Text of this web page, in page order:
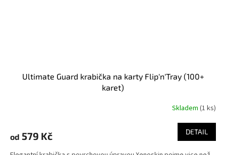
Ultimate Guard krabička na karty Flip'n'Tray (100+
karet)
Skladem (1 ks)
od 579 Kč DETAIL